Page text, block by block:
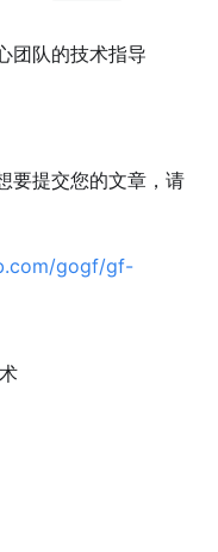
团队的技术指导
要提交您的文章，请
gogf/gf-